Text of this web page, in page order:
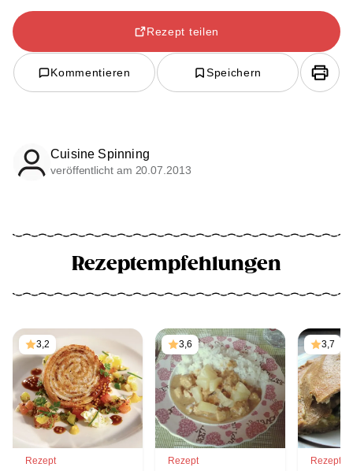
Rezept teilen
Kommentieren Speichern
Cuisine Spinning
veröffentlicht am 20.07.2013
Rezeptempfehlungen
3,2
Rezept
3,6
Rezept
3,7
Rezept